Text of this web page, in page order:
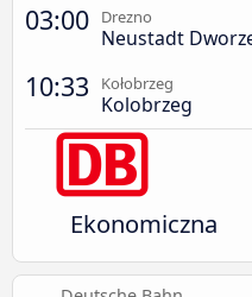
03:00 Drezno
Neustadt
10:33 Kołobrzeg
Kolobrzeg
Ekonomiczna